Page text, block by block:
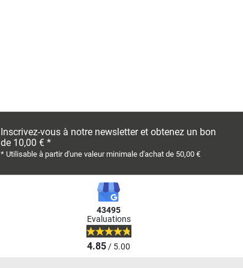
Inscrivez-vous à notre newsletter et obtenez un bon
de 10,00 € *
* Utilisable à partir d'une valeur minimale d'achat de 50,00 €
43495
Evaluations
4.85/ 5.00